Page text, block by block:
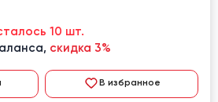
10 шт.
скидка 3%
В избранное